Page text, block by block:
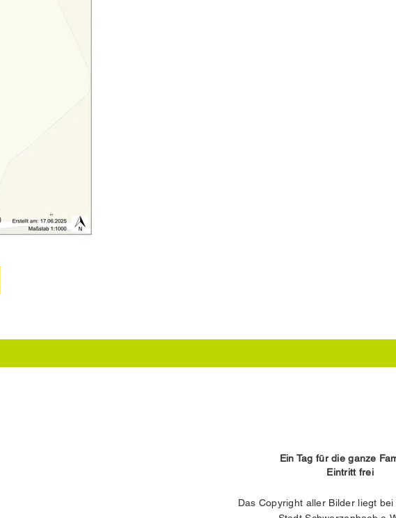
Ein Tag für die ganze
Eintritt frei
Das Copyright aller Bilder liegt